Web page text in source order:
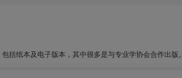
括纸本及电子版本，其中很多是与专业学协会合作出版。